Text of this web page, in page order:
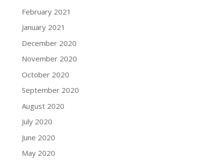
February 2021
January 2021
December 2020
November 2020
October 2020
September 2020
August 2020
July 2020
June 2020
May 2020